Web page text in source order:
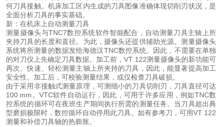
何刀具接触。机床加工区内生成的刀具图像准确体现切削刃状况，是
全面分析刀具的事实基础。
新：在机床上自动测量刀具
测量摄像头与TNC7数控系统软件智能配合，自动测量刀具主轴上所
夹持刀具的长度和直径。为此，摄像头还提供辅助光源。测量摄像头
系统将所测量的数据发给海德汉TNC数控系统。因此，不需要在单独
的对刀仪上先确定刀具数据。加工前，VT 122测量摄像头的新功能可
再次、快速、轻松测量主轴上所夹持的刀具，因此，能显著提高加工
安全性。加工后，可校验测量结果，或仅检查刀具破损。
由于采用非接触式测量原理，可测细小的刀具切削刃，刀具直径可达
100 mm。VTC软件自动运行，因此，可用于许多应用，例如TNC数
控系统的循环可在夜班生产期间执行所需的测量任务。当刀具超出典
型磨损极限时，数控循环自动停用此刀具。如有参考刀，可用VT 122
测量和补偿刀具轴的热膨胀。